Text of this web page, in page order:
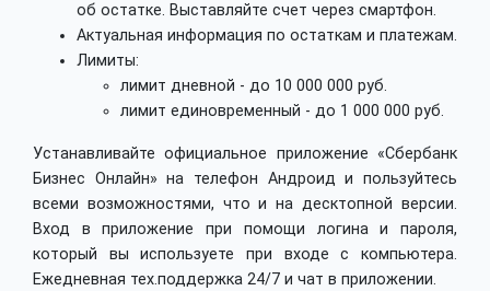
об остатке. Выставляйте счет через смартфон.
Актуальная информация по остаткам и платежам.
Лимиты:
лимит дневной - до 10 000 000 руб.
лимит единовременный - до 1 000 000 руб.
Устанавливайте официальное приложение «Сбербанк
Бизнес Онлайн» на телефон Андроид и пользуйтесь
всеми возможностями, что и на десктопной версии.
Вход в приложение при помощи логина и пароля,
который вы используете при входе с компьютера.
Ежедневная тех.поддержка 24/7 и чат в приложении.